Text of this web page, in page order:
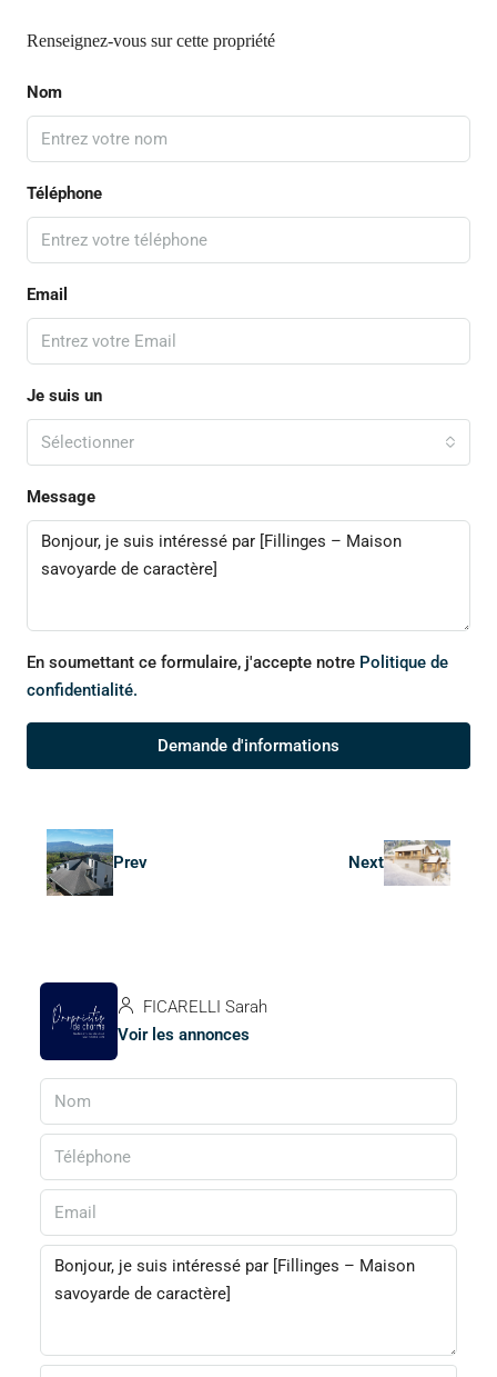
Renseignez-vous sur cette propriété
Nom
Téléphone
Email
Je suis un
Sélectionner
Message
En soumettant ce formulaire, j'accepte notre Politique de
confidentialité.
Demande d'informations
Prev Next
FICARELLI Sarah
Voir les annonces